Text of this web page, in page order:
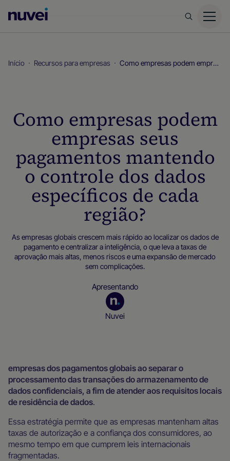
inicial
Início Recursos para empresas Como empresas podem empresas seus pagamentos mantendo o controle dos dados específicos de cada região?
Como empresas podem
empresas seus
pagamentos mantendo
o controle dos dados
específicos de cada
região?
As empresas globais crescem mais rápido ao localizar os dados de
pagamento e centralizar a inteligência, o que leva a taxas de
aprovação mais altas, menos riscos e uma expansão de mercado
sem complicações.
Apresentando
Nuvei
empresas dos pagamentos globais ao separar o
processamento das transações do armazenamento de
dados confidenciais, a fim de atender aos requisitos locais
de residência de dados.
Essa estratégia permite que as empresas mantenham altas
taxas de autorização e a confiança dos consumidores, ao
mesmo tempo em que cumprem leis internacionais
fragmentadas.